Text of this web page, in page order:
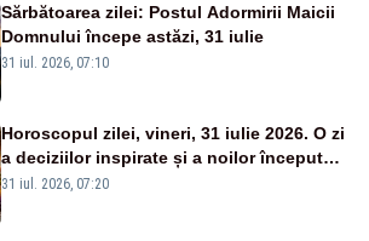
Sărbătoarea zilei: Postul Adormirii Maicii
Domnului începe astăzi, 31 iulie
31 iul. 2026, 07:10
Horoscopul zilei, vineri, 31 iulie 2026. O zi
a deciziilor inspirate și a noilor începuturi.
Vezi zodiile vizate
31 iul. 2026, 07:20